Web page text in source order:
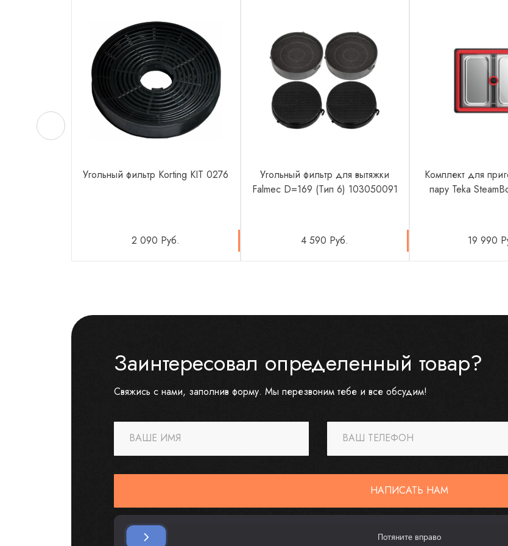
Угольный фильтр Korting KIT 0276
2 090 Руб.
Угольный фильтр для вытяжки
Falmec D=169 (Тип 6) 103050091
4 590 Руб.
Комплект для
пару Teka
19 990
Заинтересовал определенный товар?
Свяжись с нами, заполнив форму. Мы перезвоним тебе и все обсудим!
ВАШЕ ИМЯ ВАШ ТЕЛЕФОН
НАПИСАТЬ НАМ